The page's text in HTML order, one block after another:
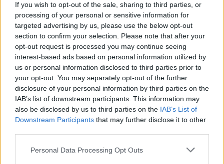
If you wish to opt-out of the sale, sharing to third parties, or
processing of your personal or sensitive information for
targeted advertising by us, please use the below opt-out
section to confirm your selection. Please note that after your
opt-out request is processed you may continue seeing
interest-based ads based on personal information utilized by
us or personal information disclosed to third parties prior to
your opt-out. You may separately opt-out of the further
disclosure of your personal information by third parties on the
IAB’s list of downstream participants. This information may
also be disclosed by us to third parties on the IAB’s List of
Downstream Participants that may further disclose it to other
Personal Data Processing Opt Outs
29.1.2004 | PRAHA (EkoList)
Když se v 80. letech minulého století objevily jednorázové pleny,
hlásali jejich výrobci, že jde o revoluci v péči o dítě. Jenže není
všechno zlato, co se leskne, a to ani v případě plenek.
Alternativní palivo LPG
3.12.2003 | PRAHA (EkoList)
Tento článek byl napsán jako detailnější odpověď nadotazčtenáře
EkoListu: "Chtěl jsem se zeptat, jak je ekologické palivo LPG oproti
bezolovnatému benzínu Natural 95. Při provozu ve vozidle bez
katalyzátoru a s katalyzátorem, řízeným či neřízeným. Je v
Evropské unii podpora systémů LPG?"
Současná motorová vozidla a ekologie